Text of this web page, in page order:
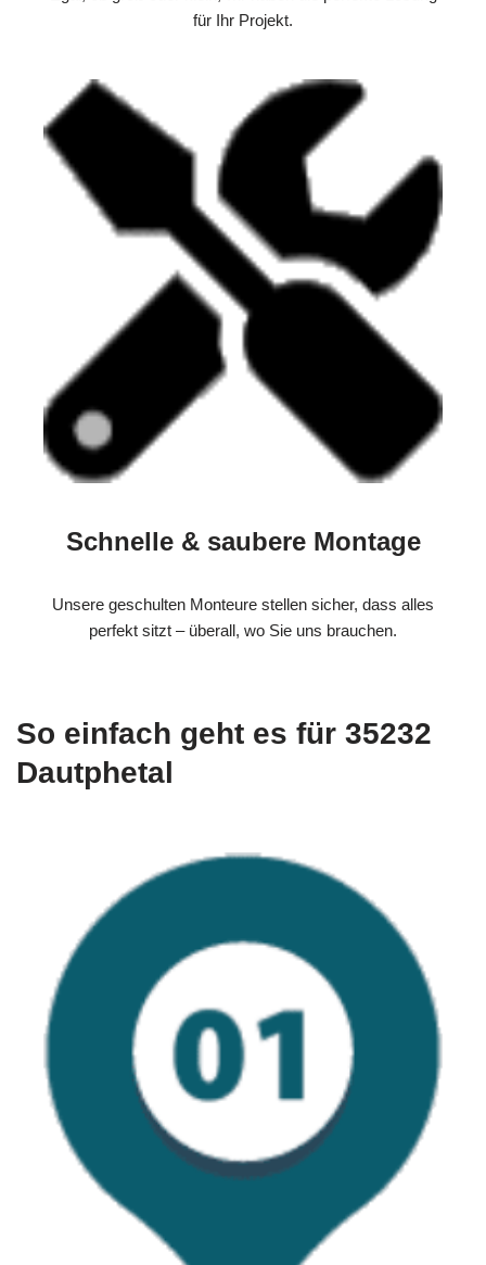
für Ihr Projekt.
Schnelle & saubere Montage
Unsere geschulten Monteure stellen sicher, dass alles
perfekt sitzt – überall, wo Sie uns brauchen.
So einfach geht es für 35232
Dautphetal